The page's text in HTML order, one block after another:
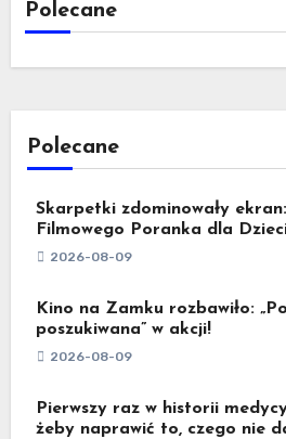
Polecane
Polecane
Skarpetki zdominowały
Filmowego Poranka dla
2026-08-09
Kino na Zamku rozbawiło:
poszukiwana” w akcji!
2026-08-09
Pierwszy raz w historii
żeby naprawić to, czego nie